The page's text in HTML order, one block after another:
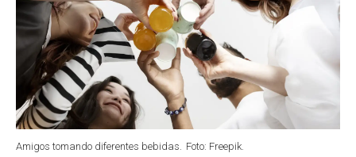
Amigos tomando diferentes bebidas. Foto: Freepik.